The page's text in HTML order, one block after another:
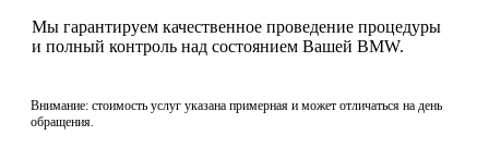
Мы гарантируем качественное проведение процедуры
и полный контроль над состоянием Вашей BMW.
Внимание: стоимость услуг указана примерная и может отличаться на день
обращения.